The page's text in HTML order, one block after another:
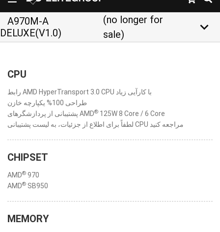
A970M-A
DELUXE(V1.0)
(no longer for
sale)
keyboard_arrow_down
CPU
رابط AMD HyperTransport 3.0 CPU با کارآیی زیاد
طراحی 100% یکپارچه خازن
پشتیبانی از پردازشگرهای AMD® 125W 8 Core / 6 Core
لطفاً برای اطلاع از جزئیات، به لیست پشتیبانی CPU مراجعه کنید
CHIPSET
AMD® 970
AMD® SB950
MEMORY